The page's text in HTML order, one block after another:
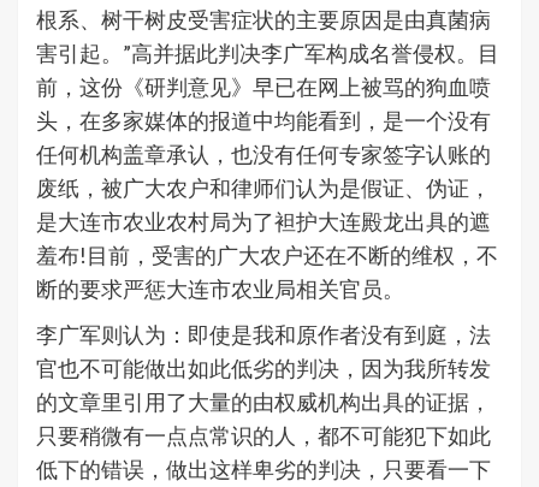
根系、树干树皮受害症状的主要原因是由真菌病
害引起。”高并据此判决李广军构成名誉侵权。目
前，这份《研判意见》早已在网上被骂的狗血喷
头，在多家媒体的报道中均能看到，是一个没有
任何机构盖章承认，也没有任何专家签字认账的
废纸，被广大农户和律师们认为是假证、伪证，
是大连市农业农村局为了袒护大连殿龙出具的遮
羞布!目前，受害的广大农户还在不断的维权，不
断的要求严惩大连市农业局相关官员。
李广军则认为：即使是我和原作者没有到庭，法
官也不可能做出如此低劣的判决，因为我所转发
的文章里引用了大量的由权威机构出具的证据，
只要稍微有一点点常识的人，都不可能犯下如此
低下的错误，做出这样卑劣的判决，只要看一下